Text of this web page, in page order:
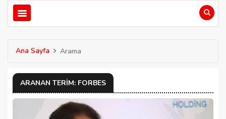
Ana Sayfa Arama
ARANAN TERIM: FORBES